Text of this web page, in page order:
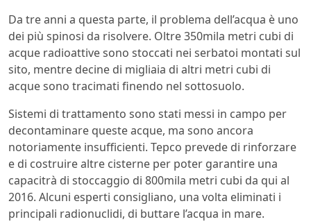
Da tre anni a questa parte, il problema dell’acqua è uno
dei più spinosi da risolvere. Oltre 350mila metri cubi di
acque radioattive sono stoccati nei serbatoi montati sul
sito, mentre decine di migliaia di altri metri cubi di
acque sono tracimati finendo nel sottosuolo.
Sistemi di trattamento sono stati messi in campo per
decontaminare queste acque, ma sono ancora
notoriamente insufficienti. Tepco prevede di rinforzare
e di costruire altre cisterne per poter garantire una
capacitrà di stoccaggio di 800mila metri cubi da qui al
2016. Alcuni esperti consigliano, una volta eliminati i
principali radionuclidi, di buttare l’acqua in mare.